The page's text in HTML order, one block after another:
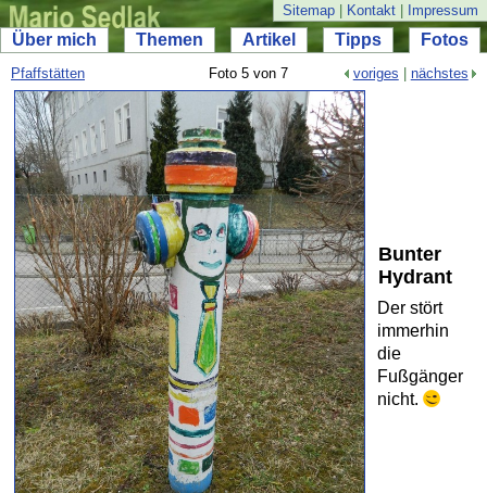
Sitemap Kontakt Impressum
Über mich Themen Artikel Tipps Fotos
Pfaffstätten Foto 5 von 7 voriges nächstes
Bunter
Hydrant
Der stört
immerhin
die
Fußgänger
nicht.